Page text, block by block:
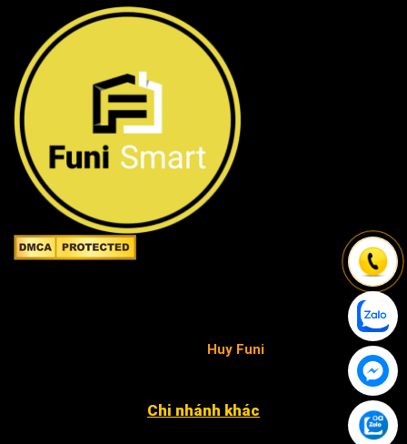
Giấy chứng nhận ĐKKD số 0315653154 do Sở Kế hoạch
và Đầu tư TP.HCM cấp ngày 02/05/2019 - chịu trách
Huy Funi.
Chi nhánh khác